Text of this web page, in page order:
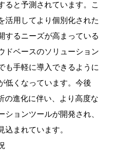
ると予測されています。こ
活用してより個別化された
するニーズが高まっている
ドベースのソリューション
も手軽に導入できるように
低くなっています。今後
の進化に伴い、より高度な
ションツールが開発され、
込まれています。